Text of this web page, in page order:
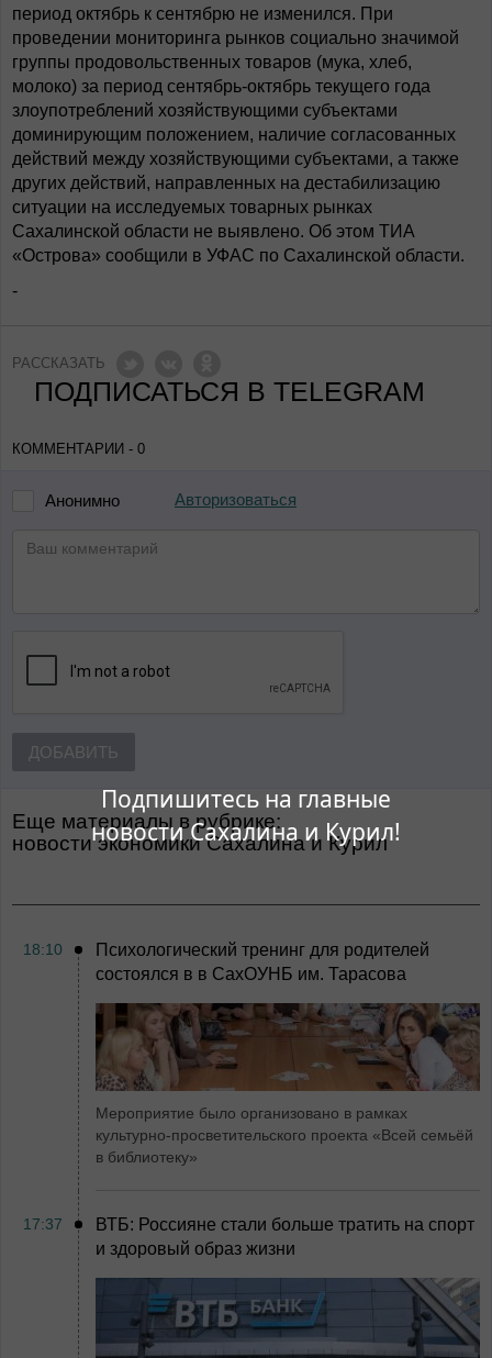
Подпишитесь на главные
новости Сахалина и Курил!
период октябрь к сентябрю не изменился. При
проведении мониторинга рынков социально значимой
группы продовольственных товаров (мука, хлеб,
молоко) за период сентябрь-октябрь текущего года
злоупотреблений хозяйствующими субъектами
доминирующим положением, наличие согласованных
действий между хозяйствующими субъектами, а также
других действий, направленных на дестабилизацию
ситуации на исследуемых товарных рынках
Сахалинской области не выявлено. Об этом ТИА
«Острова» сообщили в УФАС по Сахалинской области.
-
РАССКАЗАТЬ
ПОДПИСАТЬСЯ В TELEGRAM
КОММЕНТАРИИ - 0
Анонимно Авторизоваться
ДОБАВИТЬ
Еще материалы в рубрике:
Новости экономики Сахалина и Курил
18:10
Психологический тренинг для родителей
состоялся в в СахОУНБ им. Тарасова
Мероприятие было организовано в рамках
культурно-просветительского проекта «Всей семьёй
в библиотеку»
17:37
ВТБ: Россияне стали больше тратить на спорт
и здоровый образ жизни